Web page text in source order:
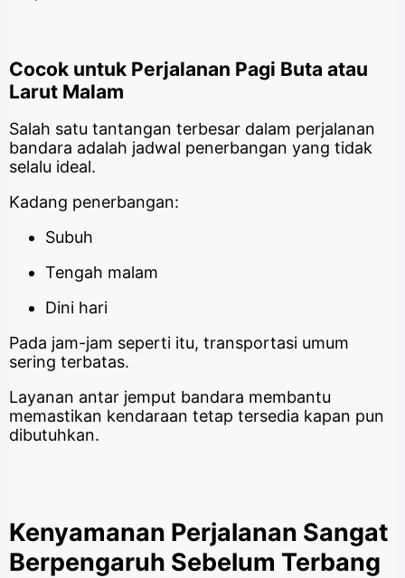
Cocok untuk Perjalanan Pagi Buta atau
Larut Malam
Salah satu tantangan terbesar dalam perjalanan
bandara adalah jadwal penerbangan yang tidak
selalu ideal.
Kadang penerbangan:
Subuh
Tengah malam
Dini hari
Pada jam-jam seperti itu, transportasi umum
sering terbatas.
Layanan antar jemput bandara membantu
memastikan kendaraan tetap tersedia kapan pun
dibutuhkan.
Kenyamanan Perjalanan Sangat
Berpengaruh Sebelum Terbang